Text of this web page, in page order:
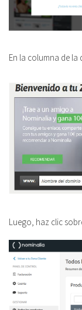
En la columna de la
Luego, haz clic